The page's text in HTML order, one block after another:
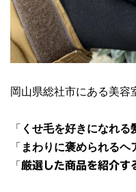
岡山県総社市にある美容
「 くせ毛を好きになれる
「まわりに褒められるヘ
「厳選した商品を紹介す